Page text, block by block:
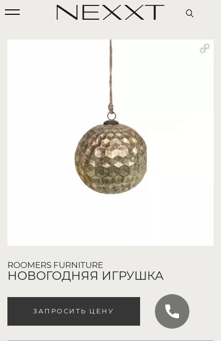
ROOMERS FURNITURE
НОВОГОДНЯЯ ИГРУШКА
ЗАПРОСИТЬ ЦЕНУ